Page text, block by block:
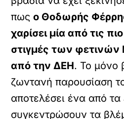
πωςο Θοδωρής
χαρίσει μία από τις
στιγμές των φετινών
από την ΔΕΗ. Το μόνο
ζωντανή παρουσίαση
αποτελέσει ένα από
συγκεντρώσουν τα